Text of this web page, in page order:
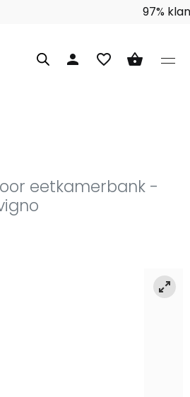
person favorite_border shopping_basket
eetkamerbank -